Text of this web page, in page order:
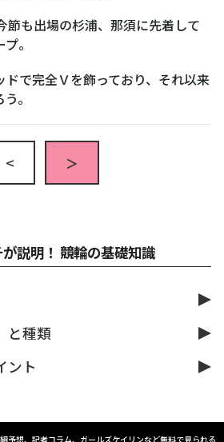
も出場の杉浦、那須に先着して
。
で完全Ｖを飾っており、それ以来
。
< ＞
説明！ 競輪の基礎知識
と種類
ント
予想、記者コラム、ガールズケイリンなど無料で見られる